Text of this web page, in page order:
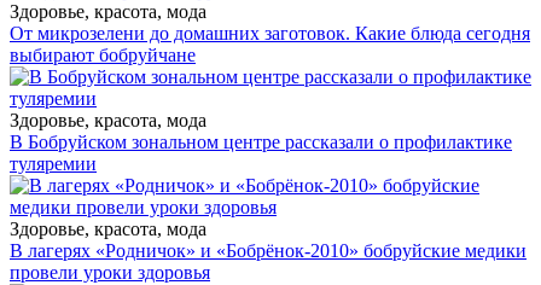
Здоровье, красота, мода
От микрозелени до домашних заготовок. Какие блюда сегодня
выбирают бобруйчане
Здоровье, красота, мода
В Бобруйском зональном центре рассказали о профилактике
туляремии
Здоровье, красота, мода
В лагерях «Родничок» и «Бобрёнок-2010» бобруйские медики
провели уроки здоровья